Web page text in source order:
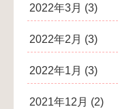
2022年3月 (3)
2022年2月 (3)
2022年1月 (3)
2021年12月 (2)